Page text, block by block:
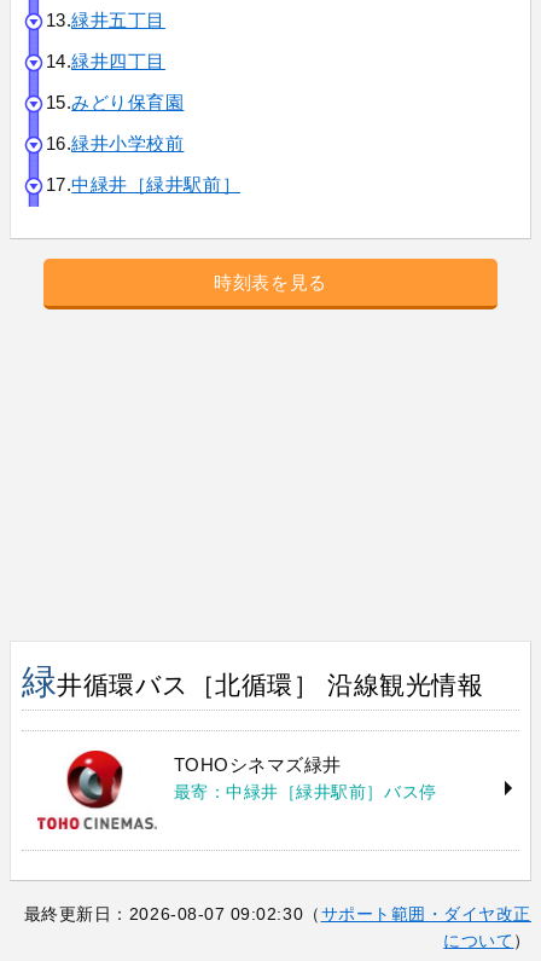
13.緑井五丁目
14.緑井四丁目
15.みどり保育園
16.緑井小学校前
17.中緑井［緑井駅前］
時刻表を見る
緑井循環バス［北循環］ 沿線観光情報
TOHOシネマズ緑井
最寄：中緑井［緑井駅前］バス停
最終更新日：2026-08-07 09:02:30（サポート範囲・ダイヤ改正
について）